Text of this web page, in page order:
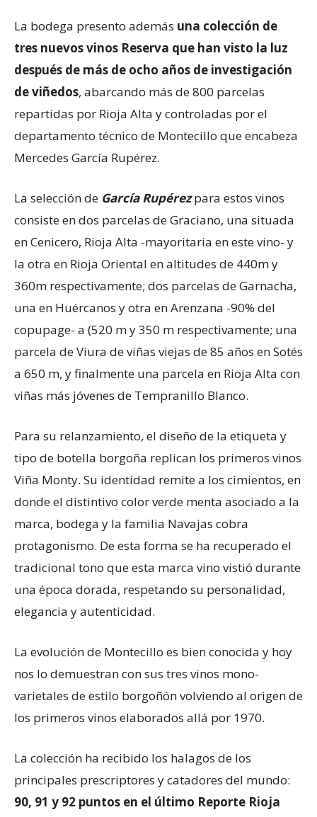
La bodega presento además una colección de
tres nuevos vinos Reserva que han visto la luz
después de más de ocho años de investigación
de viñedos, abarcando más de 800 parcelas
repartidas por Rioja Alta y controladas por el
departamento técnico de Montecillo que encabeza
Mercedes García Rupérez.
La selección de García Rupérezpara estos vinos
consiste en dos parcelas de Graciano, una situada
en Cenicero, Rioja Alta -mayoritaria en este vino- y
la otra en Rioja Oriental en altitudes de 440m y
360m respectivamente; dos parcelas de Garnacha,
una en Huércanos y otra en Arenzana -90% del
copupage- a (520 m y 350 m respectivamente; una
parcela de Viura de viñas viejas de 85 años en Sotés
a 650 m, y finalmente una parcela en Rioja Alta con
viñas más jóvenes de Tempranillo Blanco.
Para su relanzamiento, el diseño de la etiqueta y
tipo de botella borgoña replican los primeros vinos
Viña Monty. Su identidad remite a los cimientos, en
donde el distintivo color verde menta asociado a la
marca, bodega y la familia Navajas cobra
protagonismo. De esta forma se ha recuperado el
tradicional tono que esta marca vino vistió durante
una época dorada, respetando su personalidad,
elegancia y autenticidad.
La evolución de Montecillo es bien conocida y hoy
nos lo demuestran con sus tres vinos mono-
varietales de estilo borgoñón volviendo al origen de
los primeros vinos elaborados allá por 1970.
La colección ha recibido los halagos de los
principales prescriptores y catadores del mundo:
90, 91 y 92 puntos en el último Reporte Rioja